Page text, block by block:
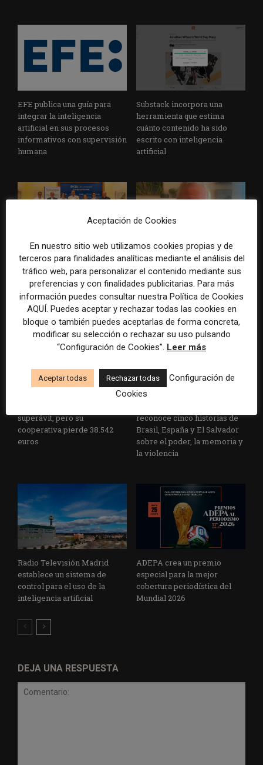
EFE publica una guía para
integrar la inteligencia
artificial en sus procesos
informativos con supervisión
humana
Substack incorpora una
herramienta que estima
cuánto contenido ha sido
escrito con inteligencia
artificial
La Universidad CEU
Cardenal Herrera presenta
un informe con pautas para
informar sobre el suicidio
Paul Krugman alerta del
avance de los
multimillonarios sobre los
medios y las plataformas
superávit, pero su
cooperativa pierde 38.542
euros
reconoce cinco historias de
Brasil, España y El Salvador
sobre el poder, la memoria y
la violencia
Radio Televisión Madrid
establece un sistema de
control para el uso de la
inteligencia artificial
ADEPA crea un premio
especial para la mejor
cobertura periodística del
Mundial 2026
DEJA UNA RESPUESTA
Aceptación de Cookies
En nuestro sitio web utilizamos cookies propias y de
terceros para finalidades analíticas mediante el análisis del
tráfico web, para personalizar el contenido mediante sus
preferencias y con finalidades publicitarias. Para más
información puedes consultar nuestra Política de Cookies
AQUÍ. Puedes aceptar y rechazar todas las cookies en
bloque o también puedes aceptarlas de forma concreta,
modificar su selección o rechazar su uso pulsando
“Configuración de Cookies”. Leer más
Aceptar todas Rechazar todas
Configuración de
Cookies